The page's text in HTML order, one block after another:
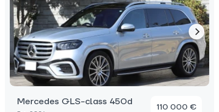
Mercedes GLS-class 450d 110 000 €